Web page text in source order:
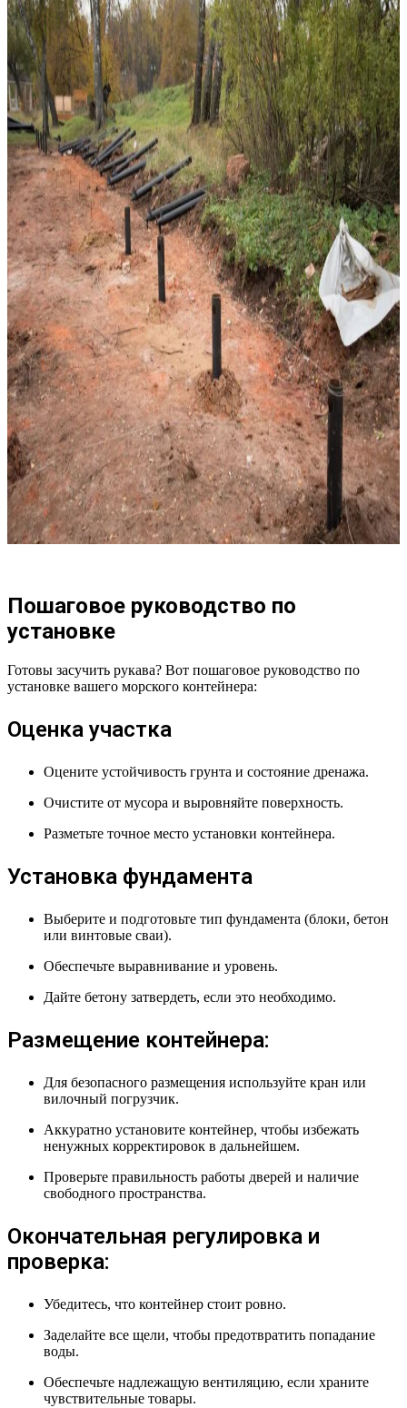
Пошаговое руководство по
установке
Готовы засучить рукава? Вот пошаговое руководство по
установке вашего морского контейнера:
Оценка участка
Оцените устойчивость грунта и состояние дренажа.
Очистите от мусора и выровняйте поверхность.
Разметьте точное место установки контейнера.
Установка фундамента
Выберите и подготовьте тип фундамента (блоки, бетон
или винтовые сваи).
Обеспечьте выравнивание и уровень.
Дайте бетону затвердеть, если это необходимо.
Размещение контейнера:
Для безопасного размещения используйте кран или
вилочный погрузчик.
Аккуратно установите контейнер, чтобы избежать
ненужных корректировок в дальнейшем.
Проверьте правильность работы дверей и наличие
свободного пространства.
Окончательная регулировка и
проверка:
Убедитесь, что контейнер стоит ровно.
Заделайте все щели, чтобы предотвратить попадание
воды.
Обеспечьте надлежащую вентиляцию, если храните
чувствительные товары.